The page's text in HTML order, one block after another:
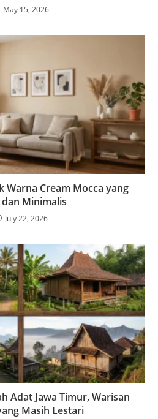
May 15, 2026
Warna Cream Mocca yang
Minimalis
July 22, 2026
Adat Jawa Timur, Warisan
Masih Lestari